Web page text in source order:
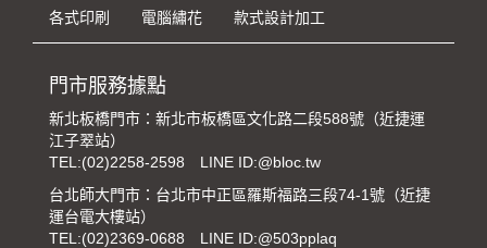
各式印刷 電腦繡花 款式設計加工
門市服務據點
新北板橋門市：新北市板橋區文化路二段588號（近捷運
江子翠站）
TEL:(02)2258-2598
LINE ID:@bloc.tw
台北師大門市：台北市中正區羅斯福路三段74-1號（近捷
運台電大樓站）
TEL:(02)2369-0688
LINE ID:@503pplaq